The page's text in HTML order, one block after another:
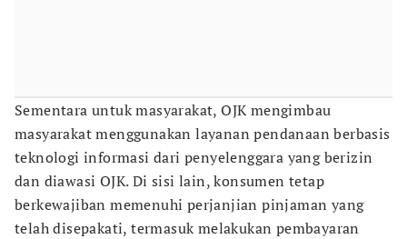
Sementara untuk masyarakat, OJK mengimbau
masyarakat menggunakan layanan pendanaan berbasis
teknologi informasi dari penyelenggara yang berizin
dan diawasi OJK. Di sisi lain, konsumen tetap
berkewajiban memenuhi perjanjian pinjaman yang
telah disepakati, termasuk melakukan pembayaran